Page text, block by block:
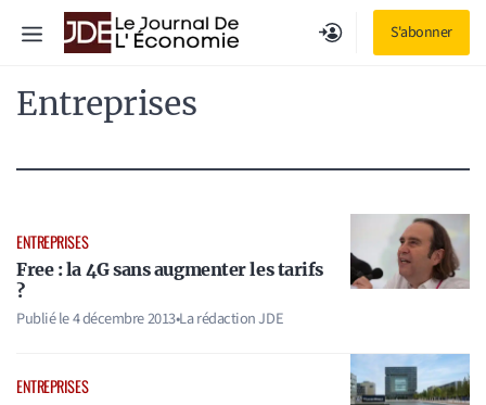
S'abonner
Menu
Entreprises
ENTREPRISES
Free : la 4G sans augmenter les tarifs
?
Publié le4 décembre 2013•La rédaction JDE
ENTREPRISES